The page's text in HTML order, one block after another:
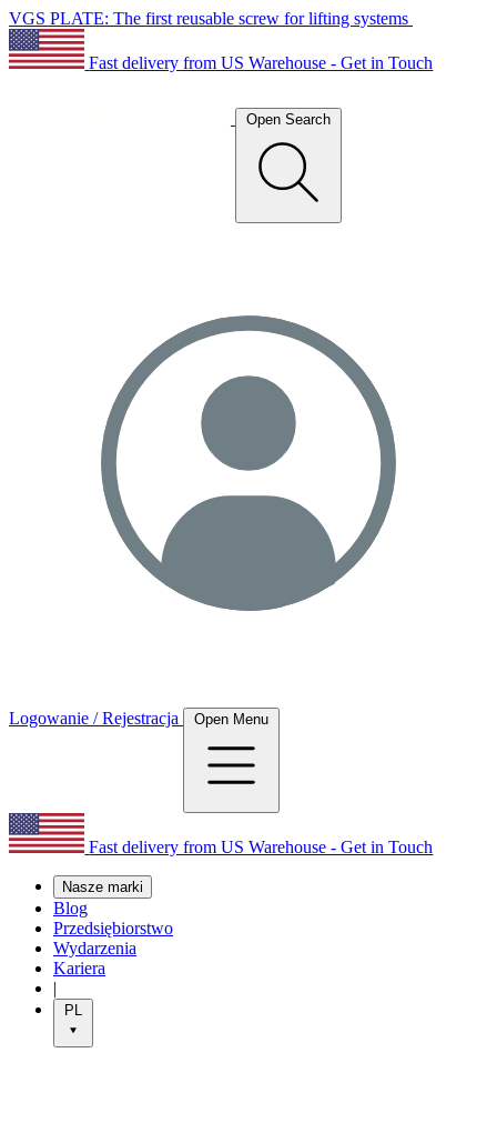
VGS PLATE: The first reusable screw for lifting systems
Fast delivery from US Warehouse - Get in Touch
Open Search
Logowanie / Rejestracja Open Menu
Fast delivery from US Warehouse - Get in Touch
Nasze marki
Blog
Przedsiębiorstwo
Wydarzenia
Kariera
|
PL